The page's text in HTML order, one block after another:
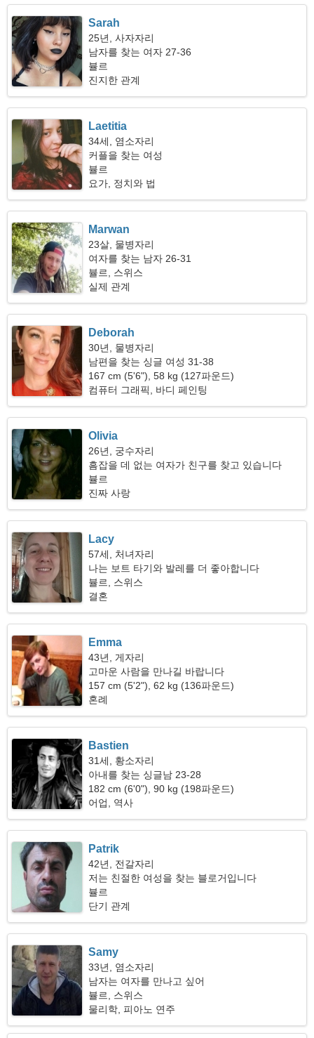
Sarah
25년, 사자자리
남자를 찾는 여자 27-36
뷸르
진지한 관계
Laetitia
34세, 염소자리
커플을 찾는 여성
뷸르
요가, 정치와 법
Marwan
23살, 물병자리
여자를 찾는 남자 26-31
뷸르, 스위스
실제 관계
Deborah
30년, 물병자리
남편을 찾는 싱글 여성 31-38
167 cm (5'6"), 58 kg (127파운드)
컴퓨터 그래픽, 바디 페인팅
Olivia
26년, 궁수자리
흠잡을 데 없는 여자가 친구를 찾고 있습니다
뷸르
진짜 사랑
Lacy
57세, 처녀자리
나는 보트 타기와 발레를 더 좋아합니다
뷸르, 스위스
결혼
Emma
43년, 게자리
고마운 사람을 만나길 바랍니다
157 cm (5'2"), 62 kg (136파운드)
혼례
Bastien
31세, 황소자리
아내를 찾는 싱글남 23-28
182 cm (6'0"), 90 kg (198파운드)
어업, 역사
Patrik
42년, 전갈자리
저는 친절한 여성을 찾는 블로거입니다
뷸르
단기 관계
Samy
33년, 염소자리
남자는 여자를 만나고 싶어
뷸르, 스위스
물리학, 피아노 연주